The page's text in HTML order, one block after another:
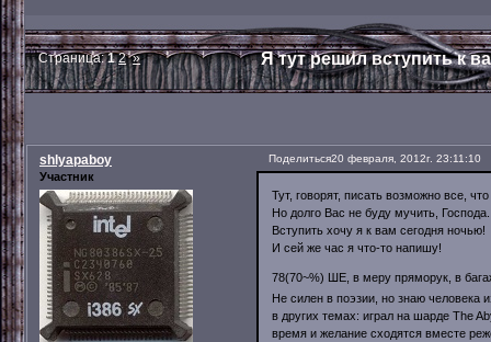
Я тут решил вступить к
Страница:1 2 »
Поделиться20 февраля, 2012г. 23:11:10
shlyapaboy
Участник
Тут, говорят, писать возможно все,
Но долго Вас не буду мучить,
Вступить хочу я к вам сегодня ночью!
И сей же час я что-то напишу!
78(70~%) ШЕ, в меру пряморук, в
Не силен в поэзии, но знаю человека
в других темах: играл на шарде The
время и желание сходятся вместе